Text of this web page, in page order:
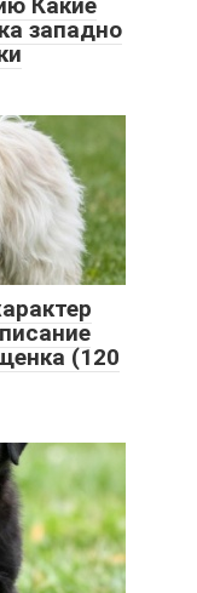
Какие
западно
(120